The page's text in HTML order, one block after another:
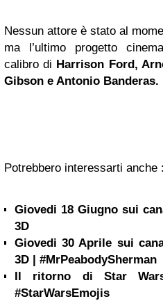
Nessun attore è stato al
ma l’ultimo progetto
calibro di Harrison Ford,
Gibson e Antonio Banderas.
Potrebbero interessarti anche :
Giovedi 18 Giugno sui
3D
Giovedi 30 Aprile sui
3D | #MrPeabodySherman
Il ritorno di Star
#StarWarsEmojis